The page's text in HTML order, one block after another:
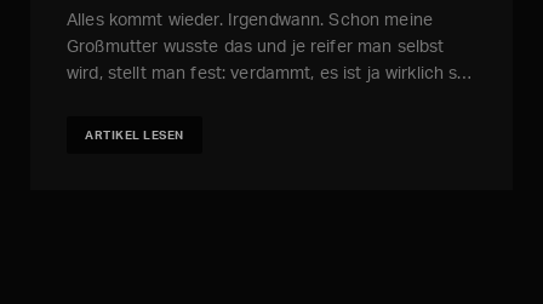
Alles kommt wieder. Irgendwann. Schon meine
Großmutter wusste das und je reifer man selbst
wird, stellt man fest: verdammt, es ist ja wirklich s…
ARTIKEL LESEN